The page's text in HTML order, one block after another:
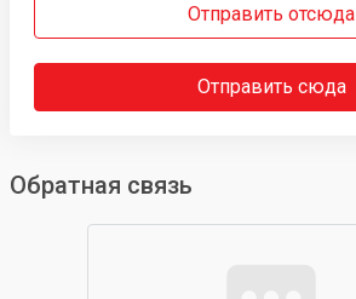
Отправить отсюда
Отправить сюда
Обратная связь